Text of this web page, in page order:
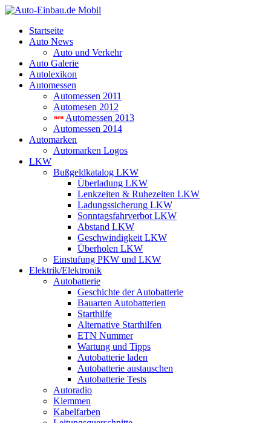
Startseite
Auto News
Auto und Verkehr
Auto Galerie
Autolexikon
Automessen
Automessen 2011
Automesen 2012
Automessen 2013
Automessen 2014
Automarken
Automarken Logos
LKW
Bußgeldkatalog LKW
Überladung LKW
Lenkzeiten & Ruhezeiten LKW
Ladungssicherung LKW
Sonntagsfahrverbot LKW
Abstand LKW
Geschwindigkeit LKW
Überholen LKW
Einstufung PKW und LKW
Elektrik/Elektronik
Autobatterie
Geschichte der Autobatterie
Bauarten Autobatterien
Starthilfe
Alternative Starthilfen
ETN Nummer
Wartung und Tipps
Autobatterie laden
Autobatterie austauschen
Autobatterie Tests
Autoradio
Klemmen
Kabelfarben